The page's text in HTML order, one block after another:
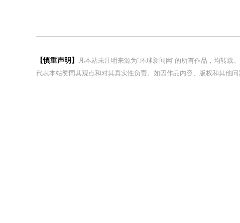
【慎重声明】
凡本站未注明来源为"环球新闻网"的所有作品，均转载
代表本站赞同其观点和对其真实性负责。如因作品内容、版权和其他